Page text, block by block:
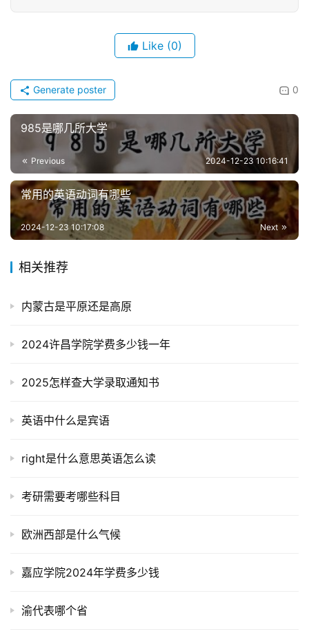
Like (0)
0
Generate poster
985是哪几所大学
Previous 2024-12-23 10:16:41
常用的英语动词有哪些
Next
2024-12-23 10:17:08
相关推荐
内蒙古是平原还是高原
2024许昌学院学费多少钱一年
2025怎样查大学录取通知书
英语中什么是宾语
right是什么意思英语怎么读
考研需要考哪些科目
欧洲西部是什么气候
嘉应学院2024年学费多少钱
渝代表哪个省